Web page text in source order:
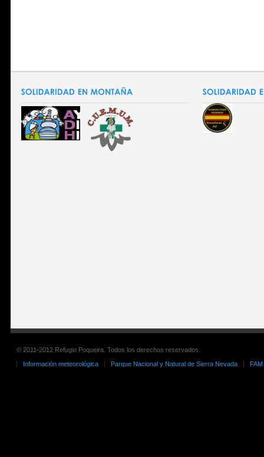
© 2011-2012 Refugio Poqueira. Todos los derechos reservados.
Información meteorológica
Parque Nacional y Natural de Sierra Nevada FAM